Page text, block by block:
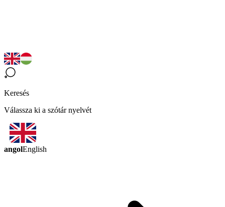
Keresés
Válassza ki a szótár nyelvét
angolEnglish